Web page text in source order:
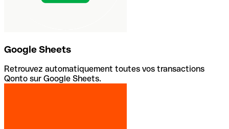
Google Sheets
Retrouvez automatiquement toutes vos transactions
Qonto sur Google Sheets.